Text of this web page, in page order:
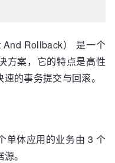
Rollback） 是一个
方案，它的特点是高性
的事务提交与回滚。
单体应用的业务由 3 个
。